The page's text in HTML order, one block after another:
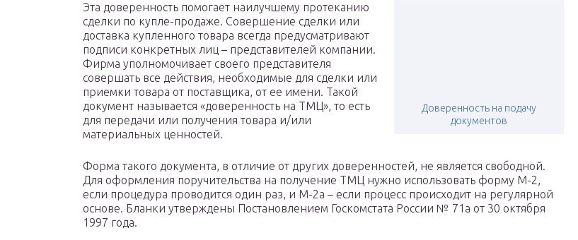
Доверенность на подачу
документов
Эта доверенность помогает наилучшему протеканию
сделки по купле-продаже. Совершение сделки или
доставка купленного товара всегда предусматривают
подписи конкретных лиц – представителей компании.
Фирма уполномочивает своего представителя
совершать все действия, необходимые для сделки или
приемки товара от поставщика, от ее имени. Такой
документ называется «доверенность на ТМЦ», то есть
для передачи или получения товара и/или
материальных ценностей.
Форма такого документа, в отличие от других доверенностей, не является свободной.
Для оформления поручительства на получение ТМЦ нужно использовать форму М-2,
если процедура проводится один раз, и М-2а – если процесс происходит на регулярной
основе. Бланки утверждены Постановлением Госкомстата России № 71а от 30 октября
1997 года.